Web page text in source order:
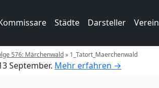
Städte Darsteller Verein
576: Märchenwald» 1_Tatort_Maerchenwald
September. Mehr erfahren →